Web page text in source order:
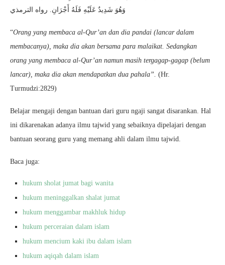
وَهُوَ شَدِيدٌ عَلَيْهِ فَلَهُ أَجْرَانِ. رواه الترمذي
“Orang yang membaca al-Qur’an dan dia pandai (lancar dalam
membacanya), maka dia akan bersama para malaikat. Sedangkan
orang yang membaca al-Qur’an namun masih tergagap-gagap (belum
lancar), maka dia akan mendapatkan dua pahala”. (Hr.
Turmudzi:2829)
Belajar mengaji dengan bantuan dari guru ngaji sangat disarankan. Hal
ini dikarenakan adanya ilmu tajwid yang sebaiknya dipelajari dengan
bantuan seorang guru yang memang ahli dalam ilmu tajwid.
Baca juga:
hukum sholat jumat bagi wanita
hukum meninggalkan shalat jumat
hukum menggambar makhluk hidup
hukum perceraian dalam islam
hukum mencium kaki ibu dalam islam
hukum aqiqah dalam islam